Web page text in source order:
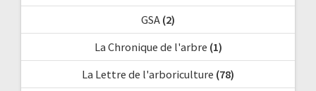
GSA (2)
La Chronique de l'arbre (1)
La Lettre de l'arboriculture (78)